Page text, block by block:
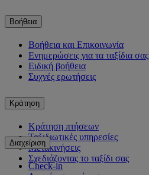
Βοήθεια
Βοήθεια και Επικοινωνία
Ενημερώσεις για τα ταξίδια σας
Ειδική βοήθεια
Συχνές ερωτήσεις
Κράτηση
Κράτηση πτήσεων
Ταξιδιωτικές υπηρεσίες
Μετακινήσεις
Σχεδιάζοντας το ταξίδι σας
Διαχείριση
Check-in